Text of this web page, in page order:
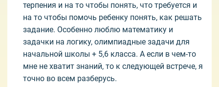
терпения и на то чтобы понять, что требуется и
на то чтобы помочь ребенку понять, как решать
задание. Особенно люблю математику и
задачки на логику, олимпиадные задачи для
начальной школы + 5,6 класса. А если в чем-то
мне не хватит знаний, то к следующей встрече, я
точно во всем разберусь.